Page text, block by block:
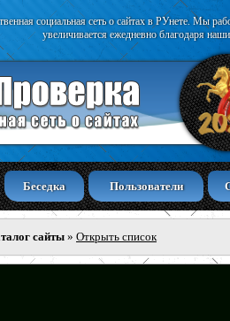
социальная сеть о сайтах в РУнете. Мы
увеличивается ежедневно благодаря
Беседка Пользователи
сайты » Открыть список